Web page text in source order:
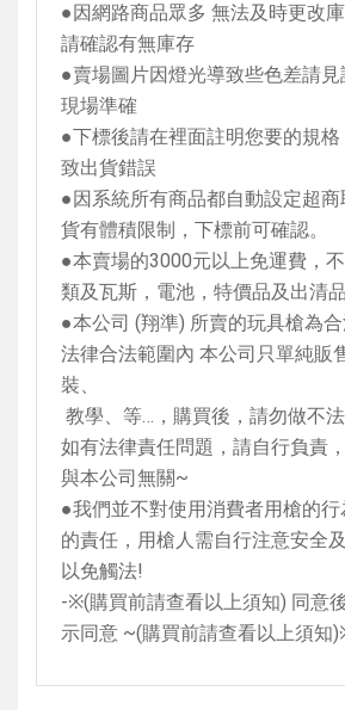
●因網路商品眾多 無法及時更改
請確認有無庫存
●賣場圖片因燈光導致些色差請
現場準確
●下標後請在裡面註明您要的規
致出貨錯誤
●因系統所有商品都自動設定超
貨有體積限制，下標前可確認。
●本賣場的3000元以上免運費，
類及瓦斯，電池，特價品及出清品
●本公司 (翔準) 所賣的玩具槍為
法律合法範圍內 本公司只單純販
裝、
教學、等…，購買後，請勿做不法
如有法律責任問題，請自行負責
與本公司無關~
●我們並不對使用消費者用槍的
的責任，用槍人需自行注意安全
以免觸法!
-※(購買前請查看以上須知) 同意
示同意 ~(購買前請查看以上須知)